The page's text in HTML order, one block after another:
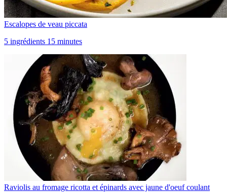
Escalopes de veau piccata
5 ingrédients 15 minutes
Raviolis au fromage ricotta et épinards avec jaune d'oeuf coulant